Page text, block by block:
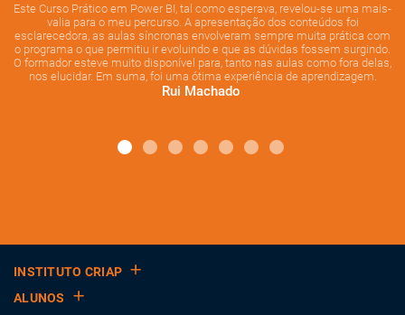
Este Curso Prático em Power BI, tal como esperava, revelou-se uma mais-
valia para o meu percurso. A apresentação dos conteúdos foi
esclarecedora, as aulas síncronas envolveram sempre muita prática com
o programa o que permitiu ir evoluindo e que as dúvidas fossem surgindo.
O formador esteve muito disponível para, tanto nas aulas como fora delas,
nos elucidar. Em suma, foi uma ótima experiência de aprendizagem.
Rui Machado
INSTITUTO CRIAP
ALUNOS